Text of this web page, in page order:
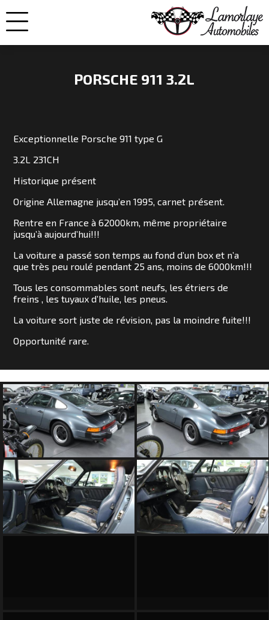
VOITURES
ENGAGEMENTS
QUI
SOMMES
NOUS
CONTACT
PORSCHE 911 3.2L
Exceptionnelle Porsche 911 type G
3.2L 231CH
Historique présent
Origine Allemagne jusqu’en 1995, carnet présent.
Rentre en France à 62000km, même propriétaire
jusqu’à aujourd’hui!!!
La voiture a passé son temps au fond d’un box et n’a
que très peu roulé pendant 25 ans, moins de 6000km!!!
Tous les consommables sont neufs, les étriers de
freins , les tuyaux d’huile, les pneus.
La voiture sort juste de révision, pas la moindre fuite!!!
Opportunité rare.